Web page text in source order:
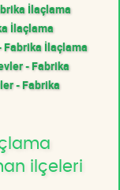
İlaçlama
İlaçlama
Fabrika İlaçlama
- Fabrika
- Fabrika
ilçeleri